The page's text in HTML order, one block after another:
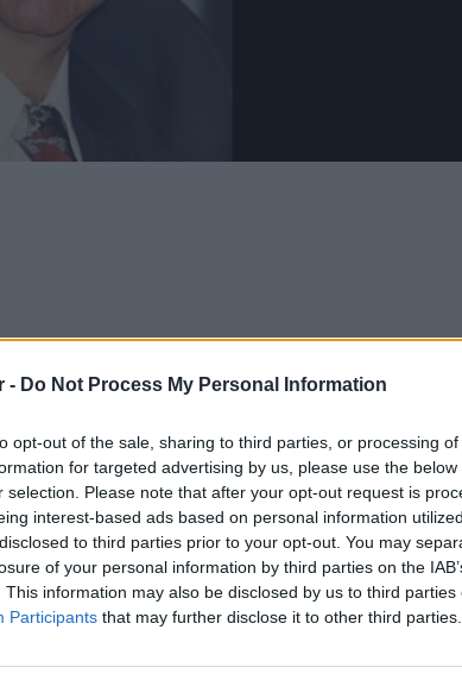
- Do Not Process My Personal Information
opt-out of the sale, sharing to third parties, or processing
for targeted advertising by us, please use the
selection. Please note that after your opt-out request is
interest-based ads based on personal information
to third parties prior to your opt-out. You may
of your personal information by third parties on the
This information may also be disclosed by us to third parties
Participants that may further disclose it to other third parties.